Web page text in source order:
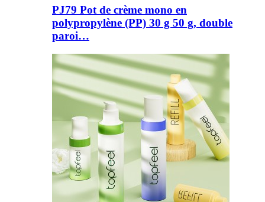
PJ79 Pot de crème mono en
polypropylène (PP) 30 g 50 g, double
paroi…